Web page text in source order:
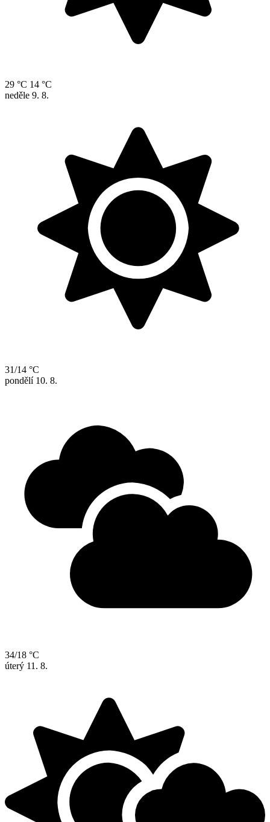
29 °C 14 °C
neděle 9. 8.
31/14 °C
pondělí 10. 8.
34/18 °C
úterý 11. 8.